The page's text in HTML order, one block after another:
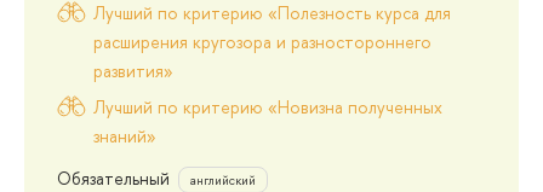
Лучший по критерию «Полезность курса для
расширения кругозора и разностороннего
развития»
Лучший по критерию «Новизна полученных
знаний»
Обязательный
английский